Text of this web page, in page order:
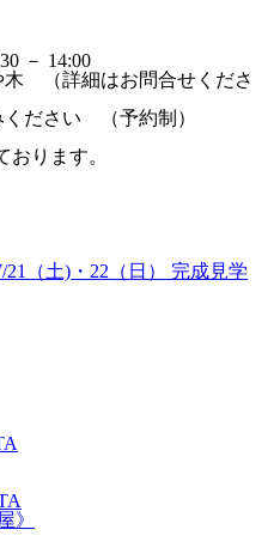
14:00
（詳細はお問合せくださ
ださい （予約制）
ります。
21（土)・22（日） 完成見学
》